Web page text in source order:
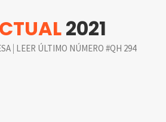
2021
| LEER ÚLTIMO NÚMERO #QH 294